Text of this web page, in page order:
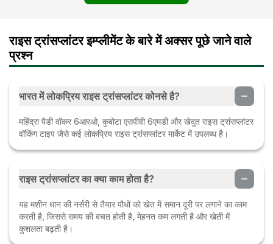
राइस ट्रांसप्लांटर इम्प्लीमेंट के बारे में अक्सर पूछे जाने वाले
प्रश्न
भारत में लोकप्रिय राइस ट्रांसप्लांटर कोनसे है?
महिंद्रा पैडी वॉकर 6आरओ, कुबोटा एसपीवी 6एमडी और खेदुत राइस ट्रांसप्लांटर
वॉकिंग टाइप जैसे कई लोकप्रिय राइस ट्रांसप्लांटर मार्केट में उपलब्ध है।
राइस ट्रांसप्लांटर का क्या काम होता है?
यह मशीन धान की नर्सरी से तैयार पौधों को खेत में समान दूरी पर लगाने का काम
करती है, जिससे समय की बचत होती है, मेहनत कम लगती है और खेती में
कुशलता बढ़ती है।